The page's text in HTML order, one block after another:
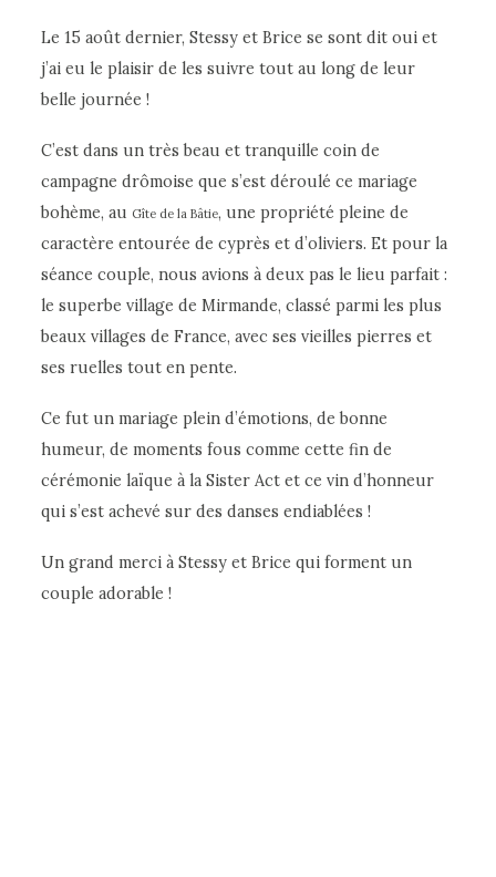
Le 15 août dernier, Stessy et Brice se sont dit oui et
j’ai eu le plaisir de les suivre tout au long de leur
belle journée !
C’est dans un très beau et tranquille coin de
campagne drômoise que s’est déroulé ce mariage
bohème, au Gîte de la Bâtie, une propriété pleine de
caractère entourée de cyprès et d’oliviers. Et pour la
séance couple, nous avions à deux pas le lieu parfait :
le superbe village de Mirmande, classé parmi les plus
beaux villages de France, avec ses vieilles pierres et
ses ruelles tout en pente.
Ce fut un mariage plein d’émotions, de bonne
humeur, de moments fous comme cette fin de
cérémonie laïque à la Sister Act et ce vin d’honneur
qui s’est achevé sur des danses endiablées !
Un grand merci à Stessy et Brice qui forment un
couple adorable !